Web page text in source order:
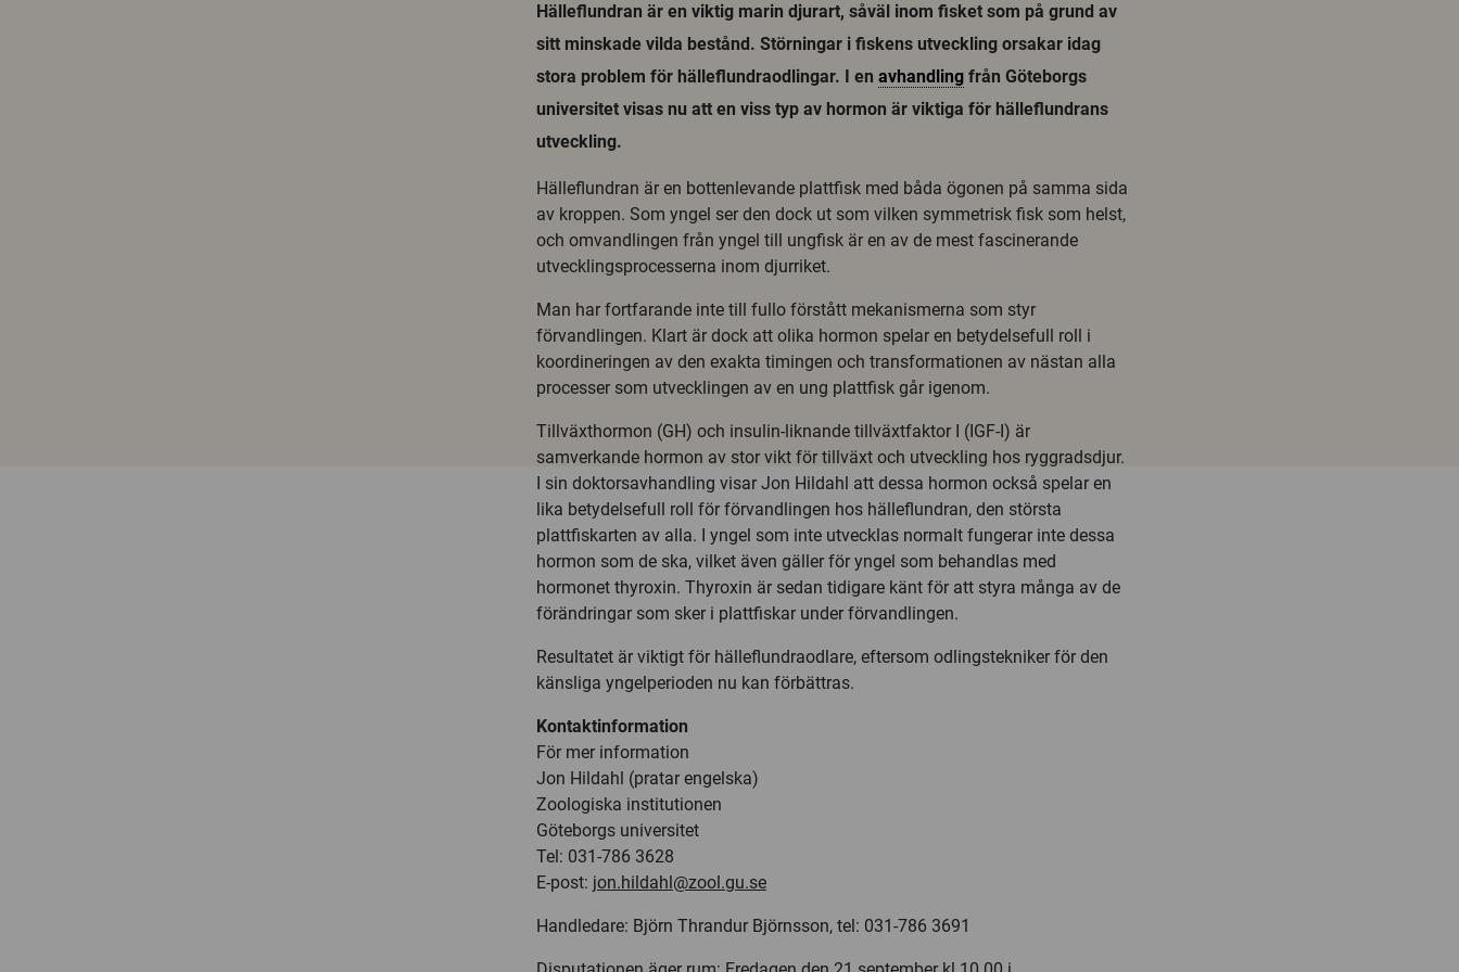
Hälleflundran är en viktig marin djurart, såväl inom fisket som på grund av
sitt minskade vilda bestånd. Störningar i fiskens utveckling orsakar idag
stora problem för hälleflundraodlingar. I en avhandling från Göteborgs
universitet visas nu att en viss typ av hormon är viktiga för hälleflundrans
utveckling.
Hälleflundran är en bottenlevande plattfisk med båda ögonen på samma sida
av kroppen. Som yngel ser den dock ut som vilken symmetrisk fisk som helst,
och omvandlingen från yngel till ungfisk är en av de mest fascinerande
utvecklingsprocesserna inom djurriket.
Man har fortfarande inte till fullo förstått mekanismerna som styr
förvandlingen. Klart är dock att olika hormon spelar en betydelsefull roll i
koordineringen av den exakta timingen och transformationen av nästan alla
processer som utvecklingen av en ung plattfisk går igenom.
Tillväxthormon (GH) och insulin-liknande tillväxtfaktor I (IGF-I) är
samverkande hormon av stor vikt för tillväxt och utveckling hos ryggradsdjur.
I sin doktorsavhandling visar Jon Hildahl att dessa hormon också spelar en
lika betydelsefull roll för förvandlingen hos hälleflundran, den största
plattfiskarten av alla. I yngel som inte utvecklas normalt fungerar inte dessa
hormon som de ska, vilket även gäller för yngel som behandlas med
hormonet thyroxin. Thyroxin är sedan tidigare känt för att styra många av de
förändringar som sker i plattfiskar under förvandlingen.
Resultatet är viktigt för hälleflundraodlare, eftersom odlingstekniker för den
känsliga yngelperioden nu kan förbättras.
Kontaktinformation
För mer information
Jon Hildahl (pratar engelska)
Zoologiska institutionen
Göteborgs universitet
Tel: 031-786 3628
E-post: jon.hildahl@zool.gu.se
Handledare: Björn Thrandur Björnsson, tel: 031-786 3691